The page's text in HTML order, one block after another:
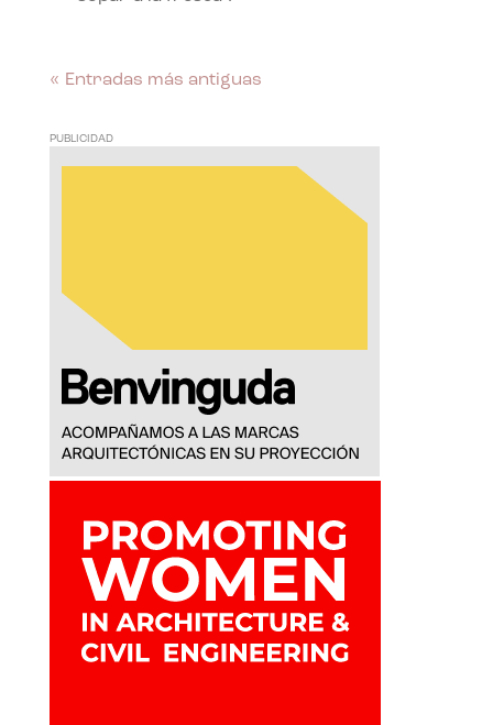
« Entradas más antiguas
PUBLICIDAD